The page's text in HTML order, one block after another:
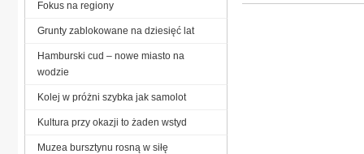
Fokus na regiony
Grunty zablokowane na dziesięć lat
Hamburski cud – nowe miasto na
wodzie
Kolej w próżni szybka jak samolot
Kultura przy okazji to żaden wstyd
Muzea bursztynu rosną w siłę